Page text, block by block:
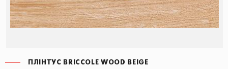
ПЛІНТУС BRICCOLE WOOD BEIGE
СХОДИНКА КУТОВА ПРАВА
ПЛІНТУС BRICCOLE WOOD BEIGE